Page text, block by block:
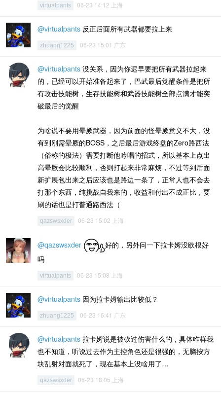
virtualpants 06-23 14:12 上海
@virtualpants 反正后面所有武器都要拉上来
zhuang1225 06-23 15:01 广东
@virtualpants 没关系，因为你迟早要把所有武器拉起来
的，已经可以开始准备起来了，巴武最后觉醒条件是把所
有攻击技能树，生存技能树和武器技能树全部点满才能突
破最后的觉醒
为啥说不要用晕厥武器，因为前面的怪晕厥意义不大，没
有到刚需晕厥的BOSS，之后最后游戏终盘的Zero路西法
（俗称的极法）需要打断他吟唱的招式，所以基本上点出
高晕厥会比较顺利，否则打起来非常麻烦，不过等到后面
新扩展包出来之后应该也是路边一条了，正常人也不会去
打那个东西，纯挑战自我来的，收益和付出不成正比，要
刷的话也是打普通路西法（
qazswsxder 06-23 15:02 上海
@qazswsxder
好的，另外问一下拉卡姆没欧根好
吗
virtualpants 06-23 15:08 上海
@virtualpants 因为拉卡姆输出比较低？
zhuang1225 06-23 16:41 广东
@virtualpants 拉卡姆说是被砍过伤害什么的，具体咋样我
也不知道，听说过去作为主控角色还是很强的，无脑按方
块乱射对面就死了，现在基本上没啥用了…
qazswsxder 06-23 18:05 上海